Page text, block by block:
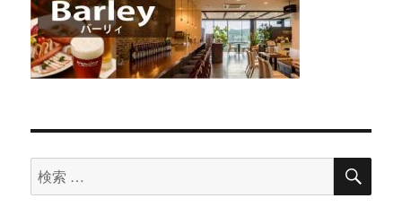
検
索
検